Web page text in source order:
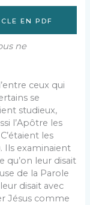
EN PDF
ne
ceux qui
se
studieux,
l’Apôtre les
les
Ils examinaient
qu’on leur disait
de la Parole
disait avec
Jésus comme